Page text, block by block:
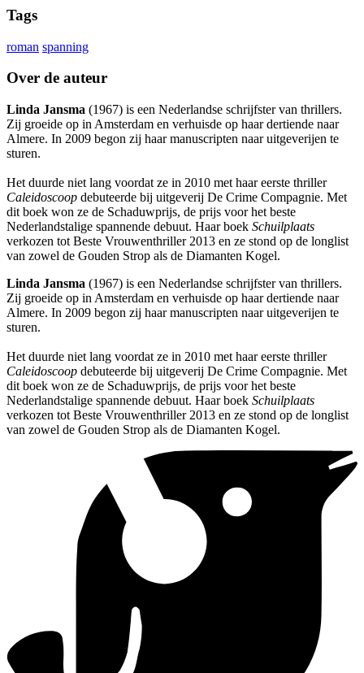
Tags
roman spanning
Over de auteur
Linda Jansma (1967) is een Nederlandse schrijfster van thrillers.
Zij groeide op in Amsterdam en verhuisde op haar dertiende naar
Almere. In 2009 begon zij haar manuscripten naar uitgeverijen te
sturen.
Het duurde niet lang voordat ze in 2010 met haar eerste thriller
Caleidoscoop debuteerde bij uitgeverij De Crime Compagnie. Met
dit boek won ze de Schaduwprijs, de prijs voor het beste
Nederlandstalige spannende debuut. Haar boek Schuilplaats
verkozen tot Beste Vrouwenthriller 2013 en ze stond op de longlist
van zowel de Gouden Strop als de Diamanten Kogel.
Linda Jansma (1967) is een Nederlandse schrijfster van thrillers.
Zij groeide op in Amsterdam en verhuisde op haar dertiende naar
Almere. In 2009 begon zij haar manuscripten naar uitgeverijen te
sturen.
Het duurde niet lang voordat ze in 2010 met haar eerste thriller
Caleidoscoop debuteerde bij uitgeverij De Crime Compagnie. Met
dit boek won ze de Schaduwprijs, de prijs voor het beste
Nederlandstalige spannende debuut. Haar boek Schuilplaats
verkozen tot Beste Vrouwenthriller 2013 en ze stond op de longlist
van zowel de Gouden Strop als de Diamanten Kogel.